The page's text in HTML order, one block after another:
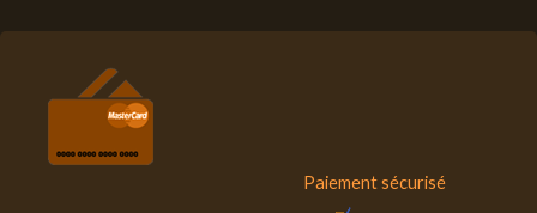
Paiement sécurisé